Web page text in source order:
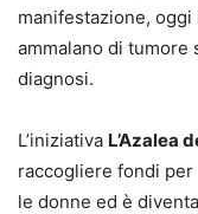
manifestazione,
ammalano di tumore
diagnosi.
L’iniziativa L’Azalea
raccogliere fondi
le donne ed è